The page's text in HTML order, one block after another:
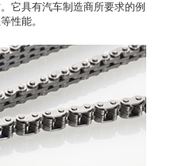
它具有汽车制造商所要求的例
性能。